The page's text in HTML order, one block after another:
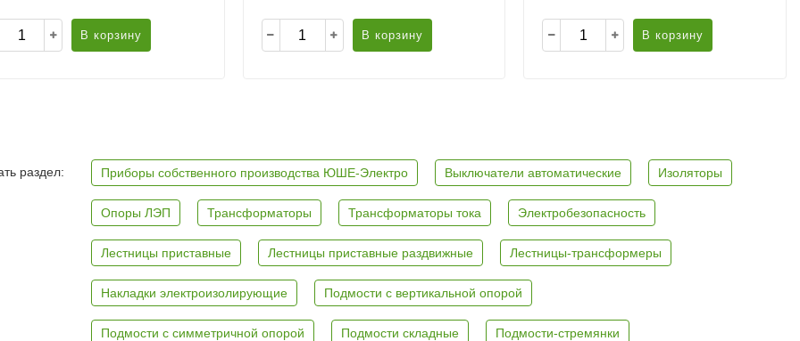
В корзину В корзину В корзину
раздел: Приборы собственного производства ЮШЕ-Электро Выключатели автоматические Изоляторы
Опоры ЛЭП Трансформаторы Трансформаторы тока Электробезопасность
Лестницы приставные Лестницы приставные раздвижные Лестницы-трансформеры
Накладки электроизолирующие Подмости с вертикальной опорой
Подмости с симметричной опорой Подмости складные Подмости-стремянки